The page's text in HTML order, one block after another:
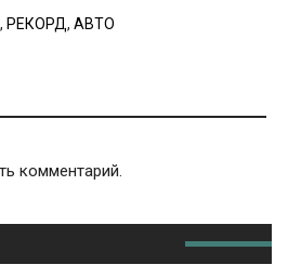
, РЕКОРД, АВТО
комментарий.